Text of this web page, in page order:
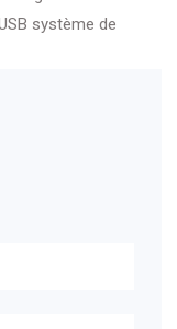
système de